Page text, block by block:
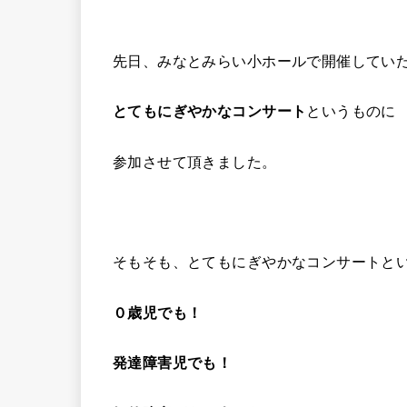
先日、みなとみらい小ホールで開催してい
とてもにぎやかなコンサート というものに
参加させて頂きました。
そもそも、とてもにぎやかなコンサートと
０歳児でも！
発達障害児でも！